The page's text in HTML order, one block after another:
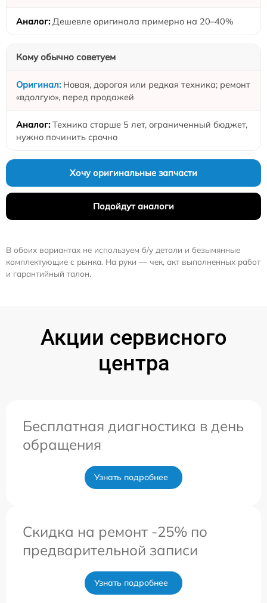
Дешевле оригинала примерно на 20–40%
Кому обычно советуем
Новая, дорогая или редкая техника; ремонт
«вдолгую», перед продажей
Техника старше 5 лет, ограниченный бюджет,
нужно починить срочно
Хочу оригинальные запчасти
Подойдут аналоги
В обоих вариантах не используем б/у детали и безымянные
комплектующие с рынка. На руки — чек, акт выполненных работ
и гарантийный талон.
Акции сервисного
центра
Бесплатная диагностика в день
обращения
Узнать подробнее
Скидка на ремонт -25% по
предварительной записи
Узнать подробнее